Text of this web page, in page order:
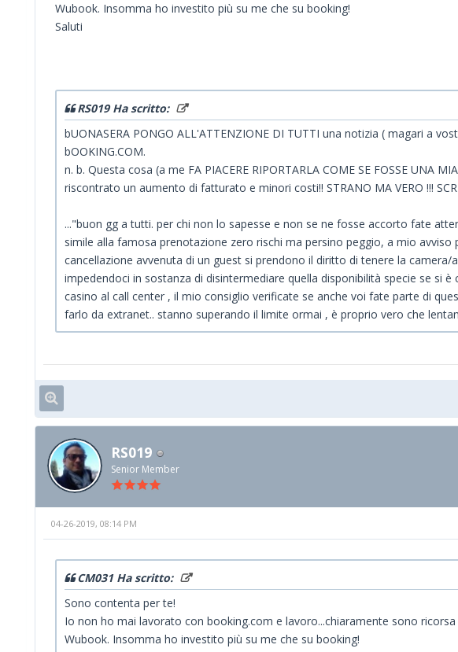
Wubook. Insomma ho investito più su me che su booking!
Saluti
RS019 Ha scritto:
bUONASERA PONGO ALL'ATTENZIONE DI TUTTI una notizia ( magari a
bOOKING.COM.
n. b. Questa cosa (a me FA PIACERE RIPORTARLA COME SE FOSSE
riscontrato un aumento di fatturato e minori costi!! STRANO MA VERO !!!
..."buon gg a tutti. per chi non lo sapesse e non se ne fosse accorto fate
simile alla famosa prenotazione zero rischi ma persino peggio, a mio
cancellazione avvenuta di un guest si prendono il diritto di tenere la
impedendoci in sostanza di disintermediare quella disponibilità specie se si
casino al call center , il mio consiglio verificate se anche voi fate parte di
farlo da extranet.. stanno superando il limite ormai , è proprio vero che
RS019
Senior Member
04-26-2019, 08:14 PM
CM031 Ha scritto:
Sono contenta per te!
Io non ho mai lavorato con booking.com e lavoro...chiaramente sono
Wubook. Insomma ho investito più su me che su booking!